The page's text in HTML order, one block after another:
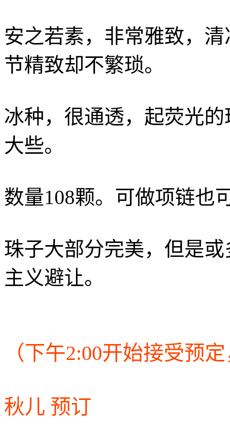
安之若素，非常雅致，
节精致却不繁琐。
冰种，很通透，起荧光
大些。
数量108颗。可做项链也
珠子大部分完美，但是
主义避让。
（下午2:00开始接受预
秋儿 预订